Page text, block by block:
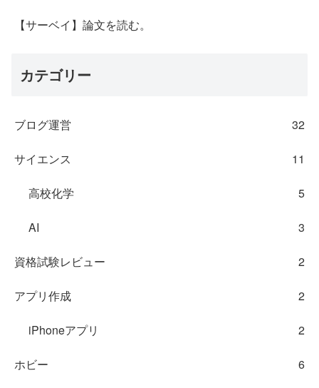
【サーベイ】論文を読む。
カテゴリー
ブログ運営 32
サイエンス 11
高校化学 5
AI 3
資格試験レビュー 2
アプリ作成 2
iPhoneアプリ 2
ホビー 6